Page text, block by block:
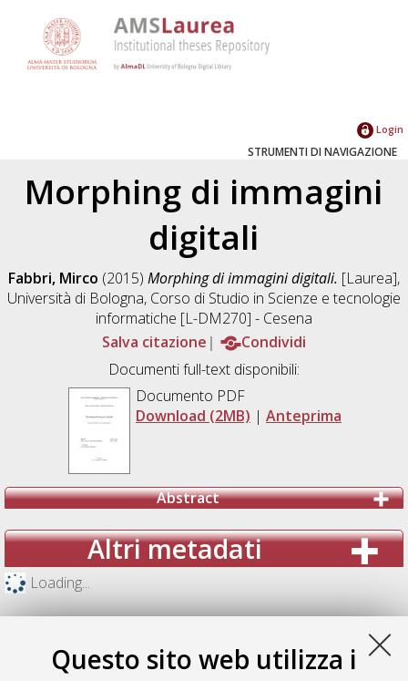
Questo sito web utilizza i
Login
STRUMENTI DI NAVIGAZIONE
Morphing di immagini
digitali
Fabbri, Mirco (2015) Morphing di immagini digitali. [Laurea],
Università di Bologna, Corso di Studio in Scienze e tecnologie
informatiche [L-DM270] - Cesena
Salva citazione
Condividi
Documenti full-text disponibili:
Documento PDF
Download (2MB) | Anteprima
Abstract
Altri metadati
Loading...